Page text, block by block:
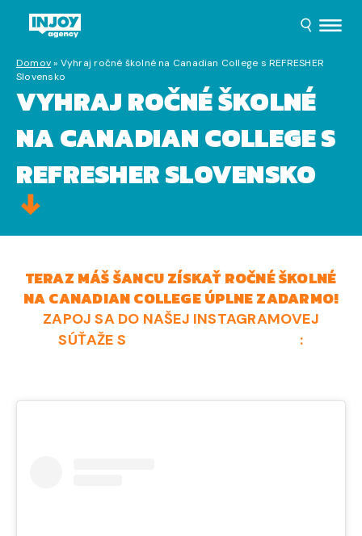
Domov» Vyhraj ročné školné na Canadian College s REFRESHER
Slovensko
VYHRAJ ROČNÉ ŠKOLNÉ
NA CANADIAN COLLEGE S
REFRESHER SLOVENSKO
TERAZ MÁŠ ŠANCU ZÍSKAŤ ROČNÉ ŠKOLNÉ
NA CANADIAN COLLEGE ÚPLNE ZADARMO!
ZAPOJ SA DO NAŠEJ INSTAGRAMOVEJ
SÚŤAŽE S
: